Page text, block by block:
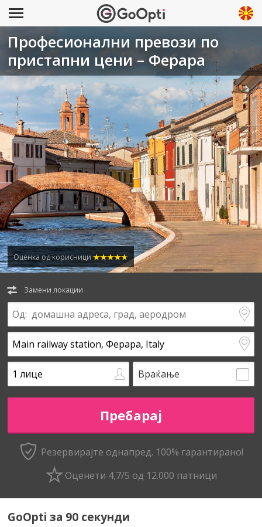
Професионални превози по
пристапни цени – Ферара
Оценка од корисници
Замени локации
Враќање
Резервирајте однапред. 100% гарантирано!
Оценети 4,7/5 од 12.000 патници
GoOpti за 90 секунди